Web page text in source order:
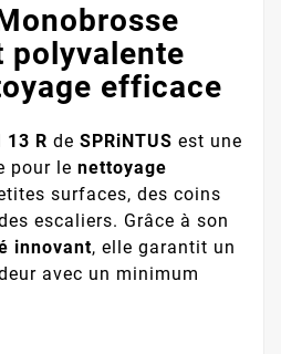
polyvalente
efficace
13 R de SPRiNTUS est une
pour le nettoyage
surfaces, des coins
escaliers. Grâce à son
innovant, elle garantit un
avec un minimum